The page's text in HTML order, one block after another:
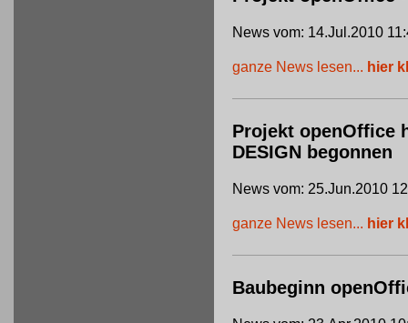
News vom: 14.Jul.2010
ganze News lesen... hier
Projekt openOffice
DESIGN begonnen
News vom: 25.Jun.2010
ganze News lesen... hier
Baubeginn